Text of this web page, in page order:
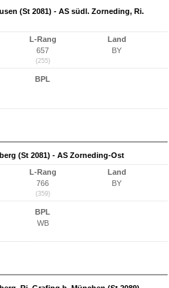
(St 2081) - AS südl. Zorneding, Ri.
L-Rang
657
(255)
Land
BY
BPL
(St 2081) - AS Zorneding-Ost
L-Rang
766
(359)
Land
BY
BPL
WB